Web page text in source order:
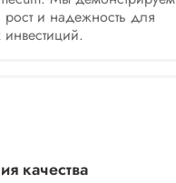
рост и надежность для
качества